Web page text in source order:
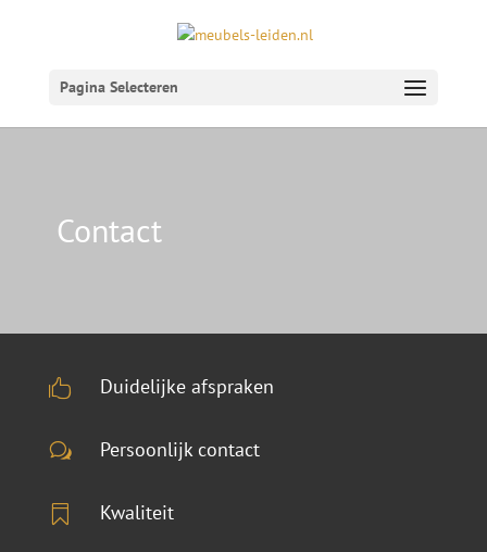
Pagina Selecteren
Contact
 Duidelijke afspraken
w Persoonlijk contact
 Kwaliteit